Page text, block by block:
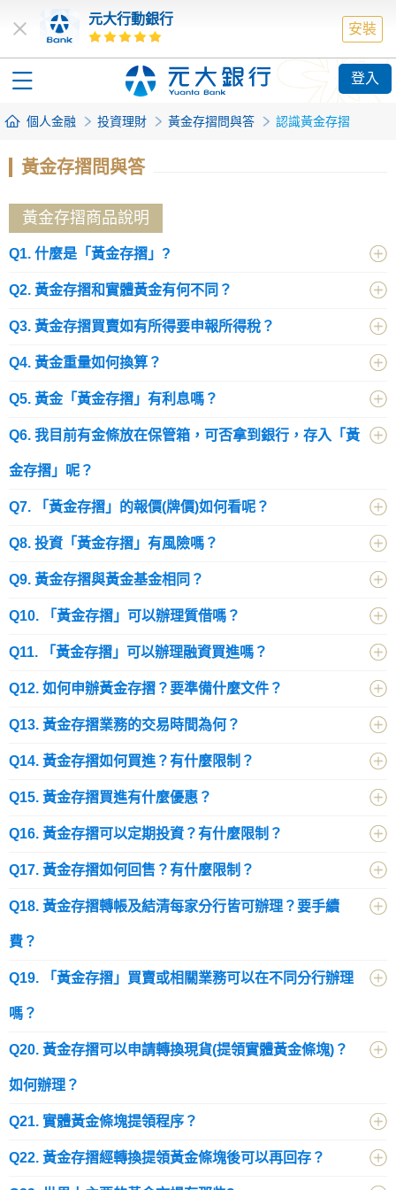
元大行動銀行
安裝
登入
個人金融 投資理財 黃金存摺問與答 認識黃金存摺
黃金存摺問與答
黃金存摺商品說明
Q1. 什麼是「黃金存摺」?
Q2. 黃金存摺和實體黃金有何不同？
Q3. 黃金存摺買賣如有所得要申報所得稅？
Q4. 黃金重量如何換算？
Q5. 黃金「黃金存摺」有利息嗎？
Q6. 我目前有金條放在保管箱，可否拿到銀行，存入「黃
金存摺」呢？
Q7. 「黃金存摺」的報價(牌價)如何看呢？
Q8. 投資「黃金存摺」有風險嗎？
Q9. 黃金存摺與黃金基金相同？
Q10. 「黃金存摺」可以辦理質借嗎？
Q11. 「黃金存摺」可以辦理融資買進嗎？
Q12. 如何申辦黃金存摺？要準備什麼文件？
Q13. 黃金存摺業務的交易時間為何？
Q14. 黃金存摺如何買進？有什麼限制？
Q15. 黃金存摺買進有什麼優惠？
Q16. 黃金存摺可以定期投資？有什麼限制？
Q17. 黃金存摺如何回售？有什麼限制？
Q18. 黃金存摺轉帳及結清每家分行皆可辦理？要手續
費？
Q19. 「黃金存摺」買賣或相關業務可以在不同分行辦理
嗎？
Q20. 黃金存摺可以申請轉換現貨(提領實體黃金條塊)？
如何辦理？
Q21. 實體黃金條塊提領程序？
Q22. 黃金存摺經轉換提領黃金條塊後可以再回存？